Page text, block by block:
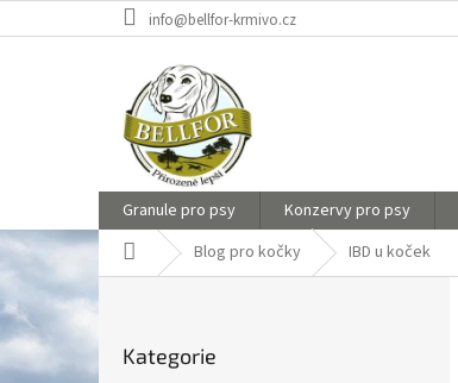
na
info@bellfor-krmivo.cz
Granule pro psy Konzervy pro psy
Domů Blog pro kočky IBD u koček
s
t
kategorie
Kategorie